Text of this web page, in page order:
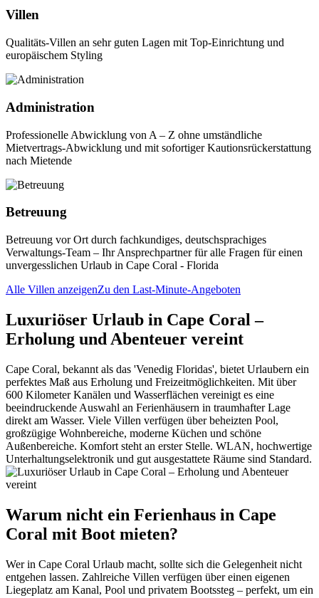
Villen
Qualitäts-Villen an sehr guten Lagen mit Top-Einrichtung und
europäischem Styling
Administration
Professionelle Abwicklung von A – Z ohne umständliche
Mietvertrags-Abwicklung und mit sofortiger Kautionsrückerstattung
nach Mietende
Betreuung
Betreuung vor Ort durch fachkundiges, deutschsprachiges
Verwaltungs-Team – Ihr Ansprechpartner für alle Fragen für einen
unvergesslichen Urlaub in Cape Coral - Florida
Alle Villen anzeigenZu den Last-Minute-Angeboten
Luxuriöser Urlaub in Cape Coral –
Erholung und Abenteuer vereint
Cape Coral, bekannt als das 'Venedig Floridas', bietet Urlaubern ein
perfektes Maß aus Erholung und Freizeitmöglichkeiten. Mit über
600 Kilometer Kanälen und Wasserflächen vereinigt es eine
beeindruckende Auswahl an Ferienhäusern in traumhafter Lage
direkt am Wasser. Viele Villen verfügen über beheizten Pool,
großzügige Wohnbereiche, moderne Küchen und schöne
Außenbereiche. Komfort steht an erster Stelle. WLAN, hochwertige
Unterhaltungselektronik und gut ausgestattete Räume sind Standard.
Warum nicht ein Ferienhaus in Cape
Coral mit Boot mieten?
Wer in Cape Coral Urlaub macht, sollte sich die Gelegenheit nicht
entgehen lassen. Zahlreiche Villen verfügen über einen eigenen
Liegeplatz am Kanal, Pool und privatem Bootssteg – perfekt, um ein